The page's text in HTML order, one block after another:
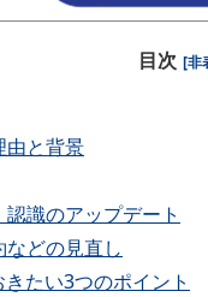
目次 [非
由と背景
識のアップデート
どの見直し
たい3つのポイント